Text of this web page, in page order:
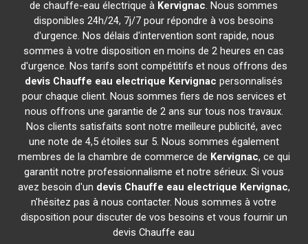
de chauffe-eau électrique à Kervignac. Nous sommes
disponibles 24h/24, 7j/7 pour répondre à vos besoins
d'urgence. Nos délais d'intervention sont rapide, nous
sommes à votre disposition en moins de 2 heures en cas
d'urgence. Nos tarifs sont compétitifs et nous offrons des
devis Chauffe eau electrique Kervignac personnalisés
pour chaque client. Nous sommes fiers de nos services et
nous offrons une garantie de 2 ans sur tous nos travaux.
Nos clients satisfaits sont notre meilleure publicité, avec
une note de 4,5 étoiles sur 5. Nous sommes également
membres de la chambre de commerce de Kervignac, ce qui
garantit notre professionnalisme et notre sérieux. Si vous
avez besoin d'un devis Chauffe eau electrique Kervignac,
n'hésitez pas à nous contacter. Nous sommes à votre
disposition pour discuter de vos besoins et vous fournir un
devis Chauffe eau